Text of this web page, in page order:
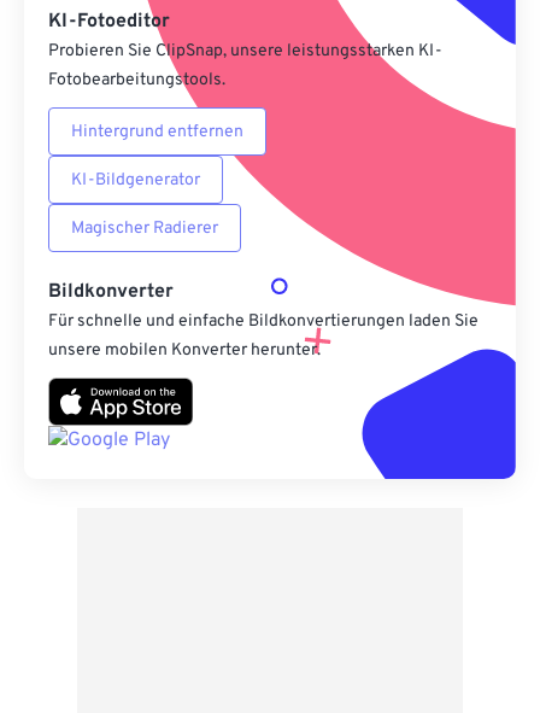
KI-Fotoeditor
Probieren Sie ClipSnap, unsere leistungsstarken KI-
Fotobearbeitungstools.
Hintergrund entfernen
KI-Bildgenerator
Magischer Radierer
Bildkonverter
Für schnelle und einfache Bildkonvertierungen laden Sie
unsere mobilen Konverter herunter.